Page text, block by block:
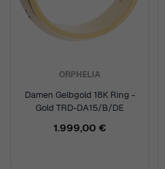
ORPHELIA
Damen Gelbgold 18K Ring -
Gold TRD-DA15/B/DE
1.999,00 €